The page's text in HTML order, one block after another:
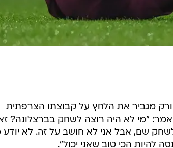
ורק מגביר את הלחץ על קבוצתו הצרפתית
"מי לא היה רוצה לשחק בברצלונה?
שם, אבל אני לא חושב על זה. לא
להיות הכי טוב שאני יכול".